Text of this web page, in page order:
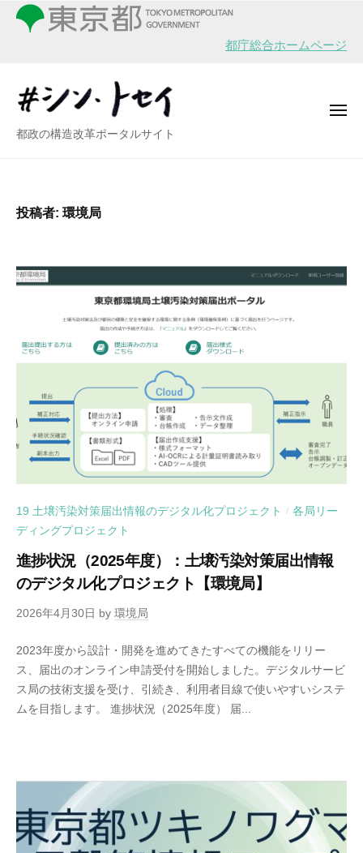
都庁総合ホームページ
シ
セ
都政の構造改革ポータルサイト
メ
投稿者: 環境局
19 土壌汚染対策届出情報のデジタル化プロジェクト / 各局リー
ディングプロジェクト
進捗状況（2025年度）：土壌汚染対策届出情報
のデジタル化プロジェクト【環境局】
2026年4月30日 by 環境局
2023年度から設計・開発を進めてきたすべての機能をリリー
ス、届出のオンライン申請受付を開始しました。デジタルサービ
ス局の技術支援を受け、引続き、利用者目線で使いやすいシステ
ムを目指します。 進捗状況（2025年度） 届...
ン
イ